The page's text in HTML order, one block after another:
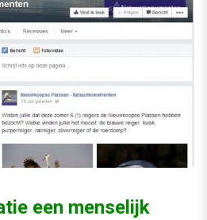
een menselijk